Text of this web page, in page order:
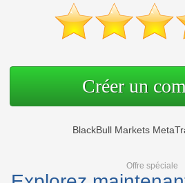
Créer un
BlackBull Markets
Offre spéciale